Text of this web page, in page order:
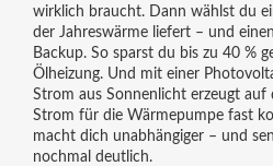
wirklich braucht. Dann wählst du
der Jahreswärme liefert – und
Backup. So sparst du bis zu 40 %
Ölheizung. Und mit einer
Strom aus Sonnenlicht erzeugtauf
Strom für die Wärmepumpe fast
macht dich unabhängiger – und
nochmal deutlich.